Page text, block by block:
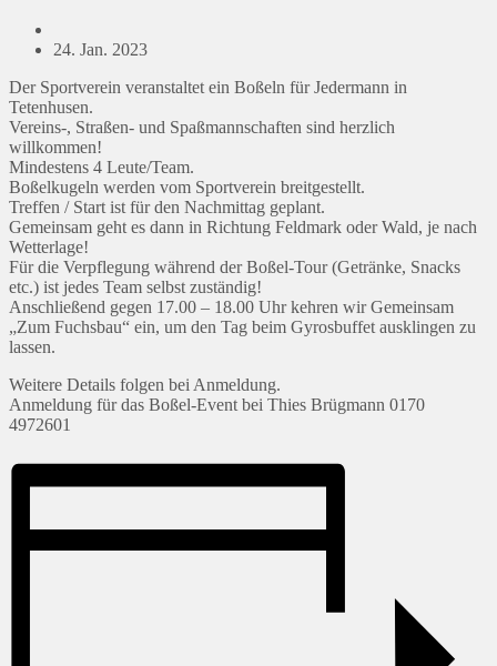
Posted
24. Jan. 2023
Der Sportverein veranstaltet ein Boßeln für Jedermann in
Tetenhusen.
Vereins-, Straßen- und Spaßmannschaften sind herzlich
willkommen!
Mindestens 4 Leute/Team.
Boßelkugeln werden vom Sportverein breitgestellt.
Treffen / Start ist für den Nachmittag geplant.
Gemeinsam geht es dann in Richtung Feldmark oder Wald, je nach
Wetterlage!
Für die Verpflegung während der Boßel-Tour (Getränke, Snacks
etc.) ist jedes Team selbst zuständig!
Anschließend gegen 17.00 – 18.00 Uhr kehren wir Gemeinsam
„Zum Fuchsbau“ ein, um den Tag beim Gyrosbuffet ausklingen zu
lassen.
Weitere Details folgen bei Anmeldung.
Anmeldung für das Boßel-Event bei Thies Brügmann 0170
4972601